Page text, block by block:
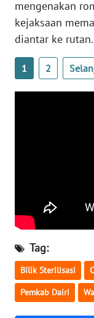
mengenakan
kejaksaan
diantar ke rutan.
1 2
Tag:
Bilik Sterilisasi
Pemkab Dairi
WN
JATENG
WN
NUSANTARA
BALI
WN
KALBAR
WN
KALTENG